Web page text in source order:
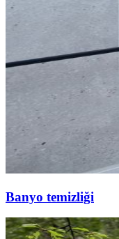
Banyo temizliği